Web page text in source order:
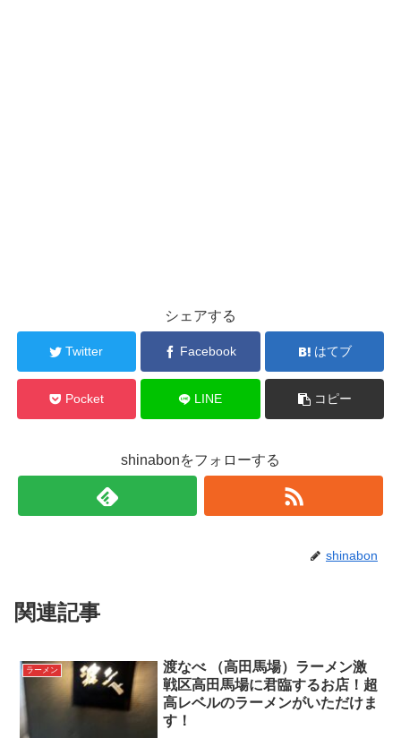
シェアする
Twitter Facebook はてブ
Pocket LINE コピー
shinabonをフォローする
shinabon
関連記事
ラーメン
渡なべ （高田馬場）ラーメン激
戦区高田馬場に君臨するお店！超
高レベルのラーメンがいただけま
す！